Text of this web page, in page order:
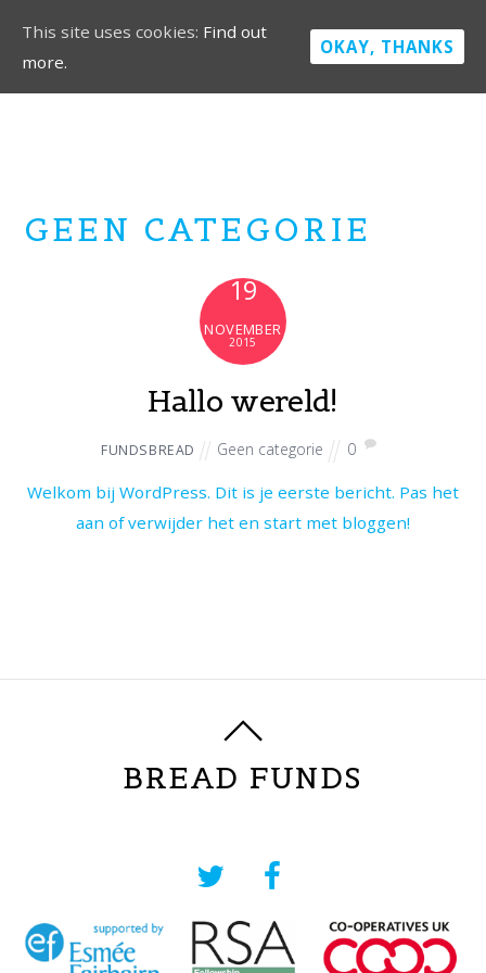
GEEN CATEGORIE
19
NOVEMBER
2015
Hallo wereld!
FUNDSBREAD Geen categorie 0
Welkom bij WordPress. Dit is je eerste bericht. Pas het
aan of verwijder het en start met bloggen!
BREAD FUNDS
This site uses cookies: Find out
more.
OKAY, THANKS